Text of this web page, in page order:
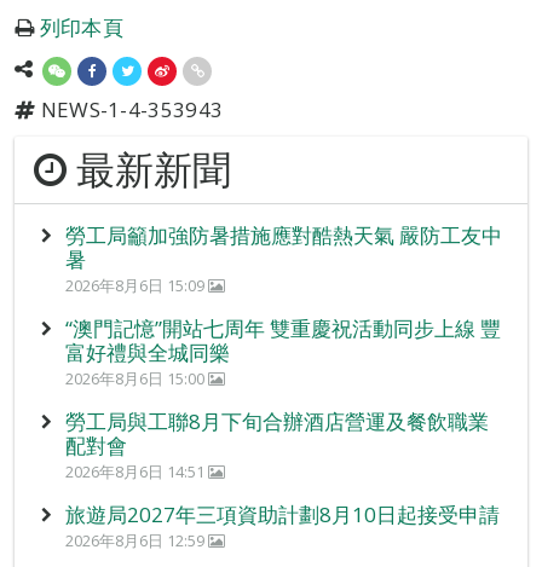
列印本頁
NEWS-1-4-353943
最新新聞
勞工局籲加強防暑措施應對酷熱天氣 嚴防工友中
暑
2026年8月6日 15:09
“澳門記憶”開站七周年 雙重慶祝活動同步上線 豐
富好禮與全城同樂
2026年8月6日 15:00
勞工局與工聯8月下旬合辦酒店營運及餐飲職業
配對會
2026年8月6日 14:51
旅遊局2027年三項資助計劃8月10日起接受申請
2026年8月6日 12:59